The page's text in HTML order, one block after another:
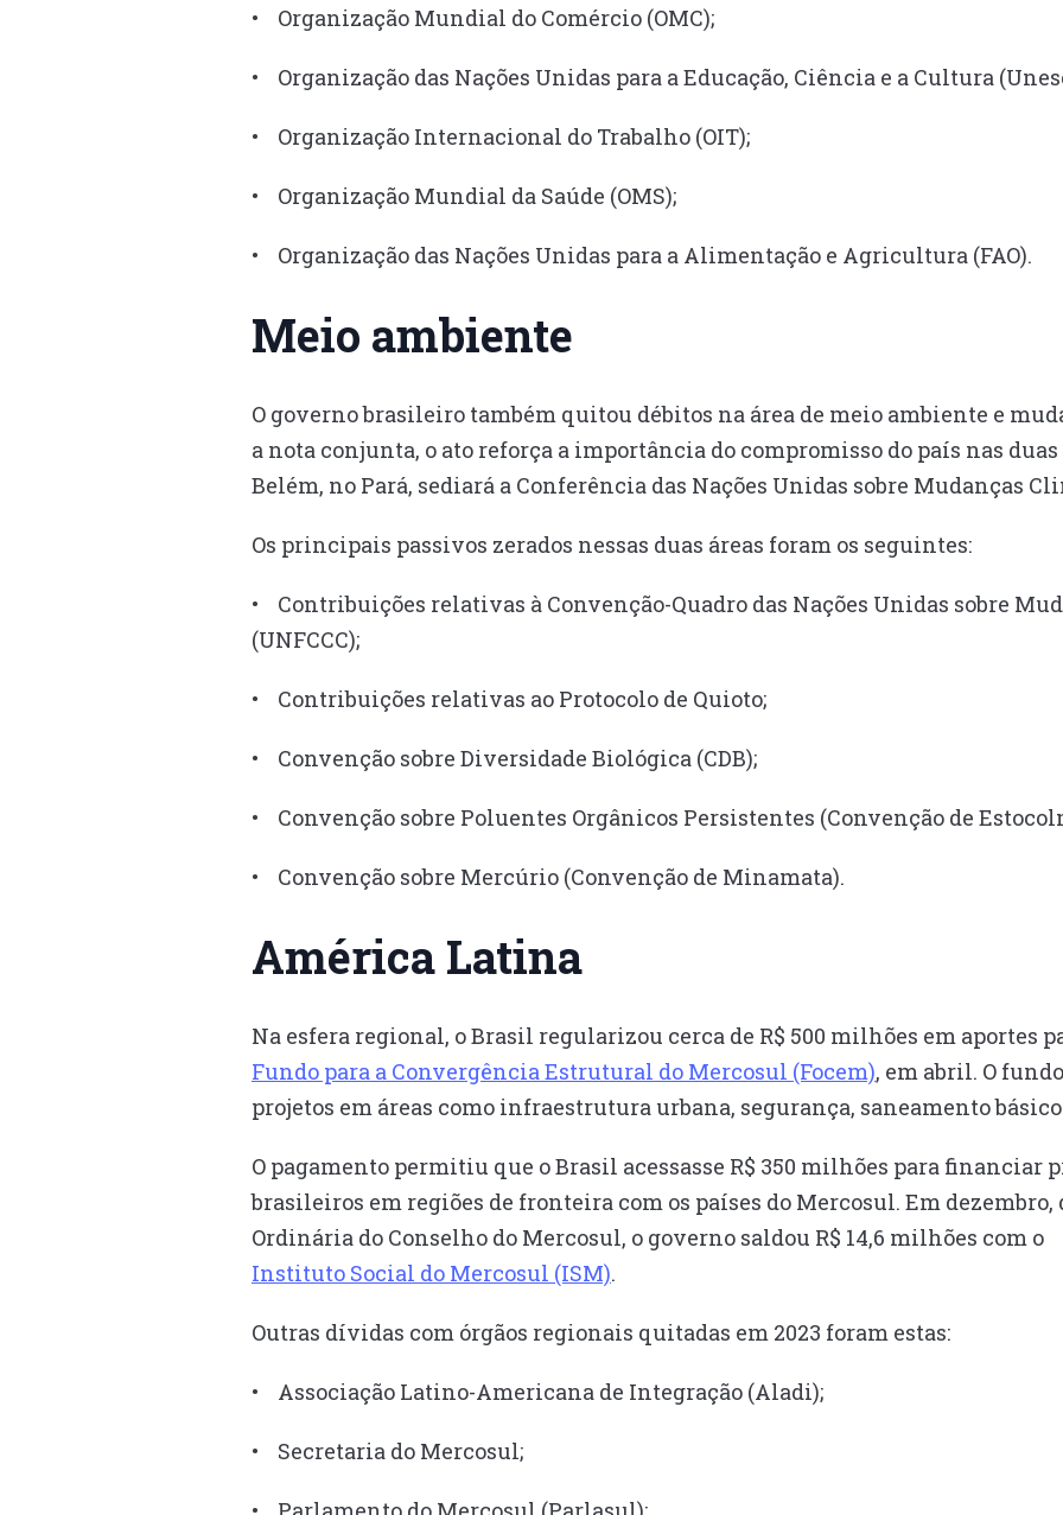
• Organização Mundial do Comércio (OMC);
• Organização das Nações Unidas para a Educação, Ciência e a Cultura
• Organização Internacional do Trabalho (OIT);
• Organização Mundial da Saúde (OMS);
• Organização das Nações Unidas para a Alimentação e Agricultura (FAO).
Meio ambiente
O governo brasileiro também quitou débitos na área de meio ambiente e
a nota conjunta, o ato reforça a importância do compromisso do país nas duas
Belém, no Pará, sediará a Conferência das Nações Unidas sobre Mudanças
Os principais passivos zerados nessas duas áreas foram os seguintes:
• Contribuições relativas à Convenção-Quadro das Nações Unidas sobre
(UNFCCC);
• Contribuições relativas ao Protocolo de Quioto;
• Convenção sobre Diversidade Biológica (CDB);
• Convenção sobre Poluentes Orgânicos Persistentes (Convenção de
• Convenção sobre Mercúrio (Convenção de Minamata).
América Latina
Na esfera regional, o Brasil regularizou cerca de R$ 500 milhões em aportes
Fundo para a Convergência Estrutural do Mercosul (Focem), em abril. O
projetos em áreas como infraestrutura urbana, segurança, saneamento básico
O pagamento permitiu que o Brasil acessasse R$ 350 milhões para financiar
brasileiros em regiões de fronteira com os países do Mercosul. Em dezembro,
Ordinária do Conselho do Mercosul, o governo saldou R$ 14,6 milhões com o
Instituto Social do Mercosul (ISM).
Outras dívidas com órgãos regionais quitadas em 2023 foram estas:
• Associação Latino-Americana de Integração (Aladi);
• Secretaria do Mercosul;